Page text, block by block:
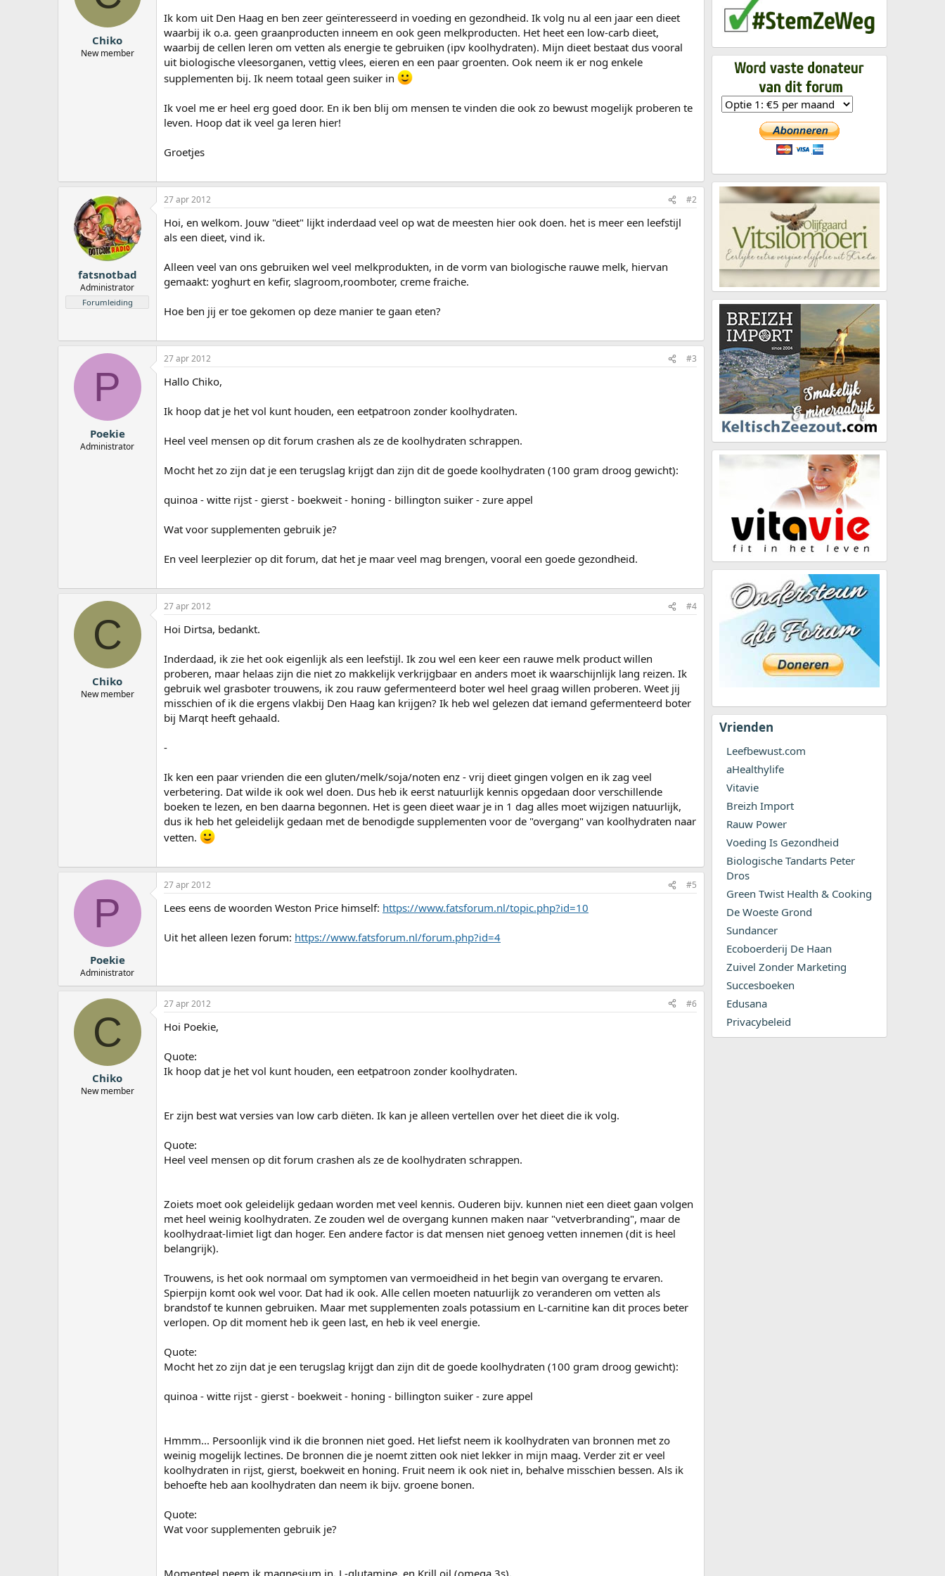
Chiko
New member
Ik kom uit Den Haag en ben zeer geïnteresseerd in voeding en gezondheid. Ik volg nu al een jaar een dieet
waarbij ik o.a. geen graanproducten inneem en ook geen melkproducten. Het heet een low-carb dieet,
waarbij de cellen leren om vetten als energie te gebruiken (ipv koolhydraten). Mijn dieet bestaat dus vooral
uit biologische vleesorganen, vettig vlees, eieren en een paar groenten. Ook neem ik er nog enkele
supplementen bij. Ik neem totaal geen suiker in
Ik voel me er heel erg goed door. En ik ben blij om mensen te vinden die ook zo bewust mogelijk proberen te
leven. Hoop dat ik veel ga leren hier!
Groetjes
fatsnotbad
Administrator
Forumleiding
27 apr 2012 #2
Hoi, en welkom. Jouw "dieet" lijkt inderdaad veel op wat de meesten hier ook doen. het is meer een leefstijl
als een dieet, vind ik.
Alleen veel van ons gebruiken wel veel melkprodukten, in de vorm van biologische rauwe melk, hiervan
gemaakt: yoghurt en kefir, slagroom,roomboter, creme fraiche.
Hoe ben jij er toe gekomen op deze manier te gaan eten?
P
Poekie
Administrator
27 apr 2012 #3
Hallo Chiko,
Ik hoop dat je het vol kunt houden, een eetpatroon zonder koolhydraten.
Heel veel mensen op dit forum crashen als ze de koolhydraten schrappen.
Mocht het zo zijn dat je een terugslag krijgt dan zijn dit de goede koolhydraten (100 gram droog gewicht):
quinoa - witte rijst - gierst - boekweit - honing - billington suiker - zure appel
Wat voor supplementen gebruik je?
En veel leerplezier op dit forum, dat het je maar veel mag brengen, vooral een goede gezondheid.
C
Chiko
New member
27 apr 2012 #4
Hoi Dirtsa, bedankt.
Inderdaad, ik zie het ook eigenlijk als een leefstijl. Ik zou wel een keer een rauwe melk product willen
proberen, maar helaas zijn die niet zo makkelijk verkrijgbaar en anders moet ik waarschijnlijk lang reizen. Ik
gebruik wel grasboter trouwens, ik zou rauw gefermenteerd boter wel heel graag willen proberen. Weet jij
misschien of ik die ergens vlakbij Den Haag kan krijgen? Ik heb wel gelezen dat iemand gefermenteerd boter
bij Marqt heeft gehaald.
-
Ik ken een paar vrienden die een gluten/melk/soja/noten enz - vrij dieet gingen volgen en ik zag veel
verbetering. Dat wilde ik ook wel doen. Dus heb ik eerst natuurlijk kennis opgedaan door verschillende
boeken te lezen, en ben daarna begonnen. Het is geen dieet waar je in 1 dag alles moet wijzigen natuurlijk,
dus ik heb het geleidelijk gedaan met de benodigde supplementen voor de "overgang" van koolhydraten naar
vetten.
P
Poekie
Administrator
27 apr 2012 #5
Lees eens de woorden Weston Price himself: https://www.fatsforum.nl/topic.php?id=10
Uit het alleen lezen forum: https://www.fatsforum.nl/forum.php?id=4
C
Chiko
New member
27 apr 2012 #6
Hoi Poekie,
Quote:
Ik hoop dat je het vol kunt houden, een eetpatroon zonder koolhydraten.
Er zijn best wat versies van low carb diëten. Ik kan je alleen vertellen over het dieet die ik volg.
Quote:
Heel veel mensen op dit forum crashen als ze de koolhydraten schrappen.
Zoiets moet ook geleidelijk gedaan worden met veel kennis. Ouderen bijv. kunnen niet een dieet gaan volgen
met heel weinig koolhydraten. Ze zouden wel de overgang kunnen maken naar "vetverbranding", maar de
koolhydraat-limiet ligt dan hoger. Een andere factor is dat mensen niet genoeg vetten innemen (dit is heel
belangrijk).
Trouwens, is het ook normaal om symptomen van vermoeidheid in het begin van overgang te ervaren.
Spierpijn komt ook wel voor. Dat had ik ook. Alle cellen moeten natuurlijk zo veranderen om vetten als
brandstof te kunnen gebruiken. Maar met supplementen zoals potassium en L-carnitine kan dit proces beter
verlopen. Op dit moment heb ik geen last, en heb ik veel energie.
Quote:
Mocht het zo zijn dat je een terugslag krijgt dan zijn dit de goede koolhydraten (100 gram droog gewicht):
quinoa - witte rijst - gierst - boekweit - honing - billington suiker - zure appel
Hmmm... Persoonlijk vind ik die bronnen niet goed. Het liefst neem ik koolhydraten van bronnen met zo
weinig mogelijk lectines. De bronnen die je noemt zitten ook niet lekker in mijn maag. Verder zit er veel
koolhydraten in rijst, gierst, boekweit en honing. Fruit neem ik ook niet in, behalve misschien bessen. Als ik
behoefte heb aan koolhydraten dan neem ik bijv. groene bonen.
Quote:
Wat voor supplementen gebruik je?
Momenteel neem ik magnesium in, L-glutamine, en Krill oil (omega 3s).
Vrienden
Leefbewust.com
aHealthylife
Vitavie
Breizh Import
Rauw Power
Voeding Is Gezondheid
Biologische Tandarts Peter
Dros
Green Twist Health & Cooking
De Woeste Grond
Sundancer
Ecoboerderij De Haan
Zuivel Zonder Marketing
Succesboeken
Edusana
Privacybeleid